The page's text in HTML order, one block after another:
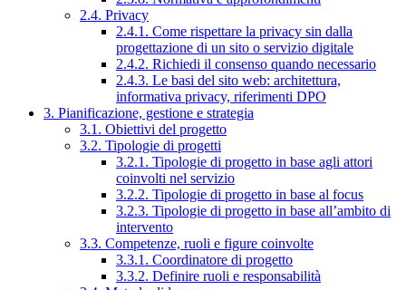
2.4. Privacy
2.4.1. Come rispettare la privacy sin dalla
progettazione di un sito o servizio digitale
2.4.2. Richiedi il consenso quando necessario
2.4.3. Le basi del sito web: architettura,
informativa privacy, riferimenti DPO
3. Pianificazione, gestione e strategia
3.1. Obiettivi del progetto
3.2. Tipologie di progetti
3.2.1. Tipologie di progetto in base agli attori
coinvolti nel servizio
3.2.2. Tipologie di progetto in base al focus
3.2.3. Tipologie di progetto in base all’ambito di
intervento
3.3. Competenze, ruoli e figure coinvolte
3.3.1. Coordinatore di progetto
3.3.2. Definire ruoli e responsabilità